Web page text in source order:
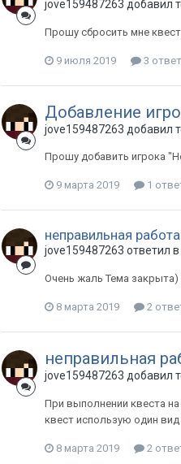
jove159487263 добавил
Прошу сбросить мне
9 июля 2019 3
Добавление
jove159487263 добавил
Прошу добавить игрока
9 марта 2019 1
неправильная
jove159487263 ответил
Очень жаль Тема закрыта)
8 марта 2019 2
неправильная
jove159487263 добавил
При выполнении квеста
квест использую один
8 марта 2019 2